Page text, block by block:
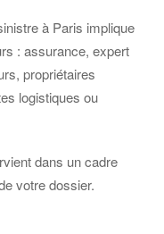
à Paris implique
: assurance, expert
propriétaires
logistiques ou
dans un cadre
votre dossier.